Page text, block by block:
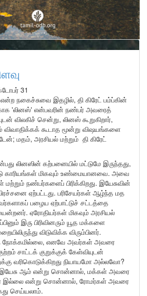
31
நகைச்சுவை இதழில், தி கிரேட் பம்ப்கின்
'லினஸ்' என்பவரின் நண்பர் அவரைத்
விலகிச் சென்று, லினஸ் கூறுகிறார்,
விவாதிக்கக் கூடாத மூன்று விஷயங்களை
மதம், அரசியல் மற்றும் தி கிரேட்
லினஸின் கற்பனையில் மட்டுமே இருந்தது,
காரியங்கள் மிகவும் உண்மையானவை. அவை
மற்றும் நண்பர்களைப் பிரிக்கிறது. இயேசுவின்
ஏற்பட்டது. பரிசேயர்கள் ஆழ்ந்த மத
பழைய ஏற்பாட்டுச் சட்டத்தை
ஏரோதியர்கள் மிகவும் அரசியல்
இரு பிரிவினரும் யூத மக்களை
விடுவிக்க விரும்பினர்.
நோக்கமில்லை, எனவே அவர்கள் அவரை
சாட்டக் குறுக்குக் கேள்வியுடன்
வரிகொடுக்கிறது நியாயமோ அல்லவோ?
இயேசு ஆம் என்று சொன்னால், மக்கள் அவரை
இல்லை என்று சொன்னால், ரோமர்கள் அவரை
செய்யலாம்.